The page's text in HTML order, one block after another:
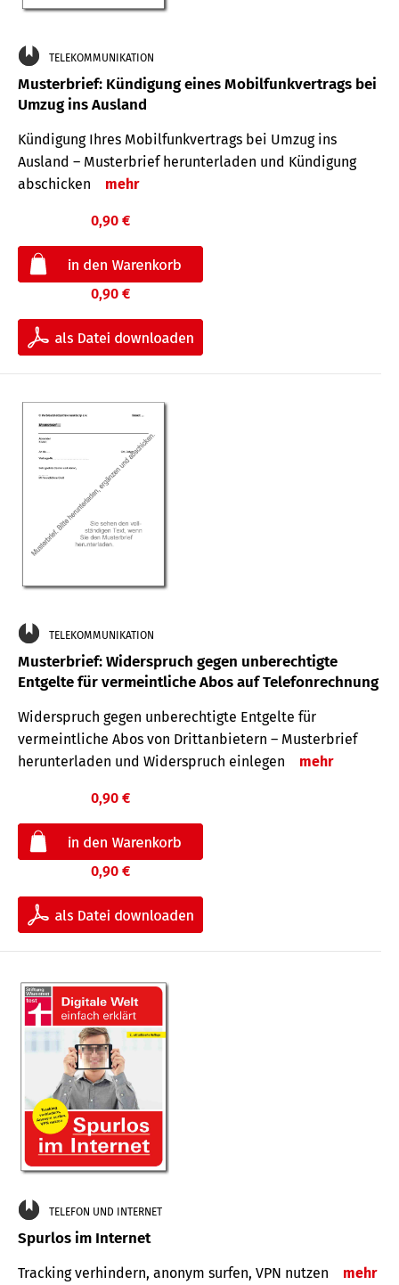
TELEKOMMUNIKATION
Musterbrief: Kündigung eines Mobilfunkvertrags bei
Umzug ins Ausland
Kündigung Ihres Mobilfunkvertrags bei Umzug ins
Ausland – Musterbrief herunterladen und Kündigung
abschicken
mehr
0,90 €
0,90 €
TELEKOMMUNIKATION
Musterbrief: Widerspruch gegen unberechtigte
Entgelte für vermeintliche Abos auf Telefonrechnung
Widerspruch gegen unberechtigte Entgelte für
vermeintliche Abos von Drittanbietern – Musterbrief
herunterladen und Widerspruch einlegen
mehr
0,90 €
0,90 €
TELEFON UND INTERNET
Spurlos im Internet
Tracking verhindern, anonym surfen, VPN nutzen mehr